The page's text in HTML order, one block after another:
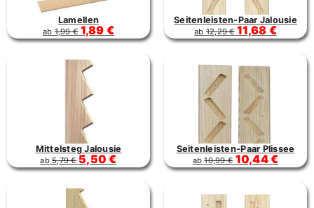
Lamellen
ab1,99 € 1,89 €
Seitenleisten-Paar Jalousie
ab 12,29 € 11,68 €
Mittelsteg Jalousie
ab5,79 € 5,50 €
Seitenleisten-Paar Plissee
ab10,99 € 10,44 €